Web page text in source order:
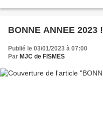
BONNE ANNEE 2023 !
Publié le 03/01/2023 à 07:00
Par MJC de FISMES